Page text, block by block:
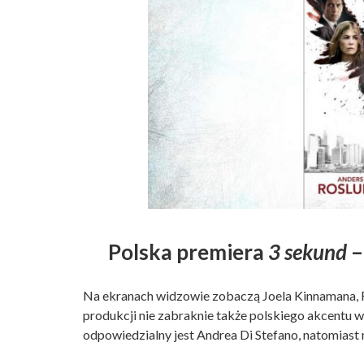
Polska premiera 3 sekund–
Na ekranach widzowie zobaczą Joela Kinnamana,
produkcji nie zabraknie także polskiego akcentu
odpowiedzialny jest Andrea Di Stefano,